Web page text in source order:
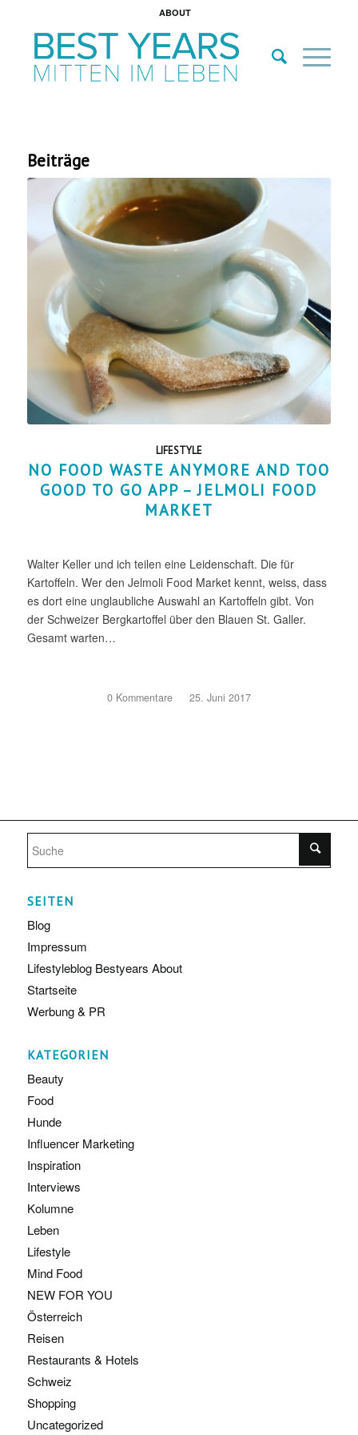
ABOUT
Beiträge
LIFESTYLE
NO FOOD WASTE ANYMORE AND TOO
GOOD TO GO APP – JELMOLI FOOD
MARKET
Walter Keller und ich teilen eine Leidenschaft. Die für
Kartoffeln. Wer den Jelmoli Food Market kennt, weiss, dass
es dort eine unglaubliche Auswahl an Kartoffeln gibt. Von
der Schweizer Bergkartoffel über den Blauen St. Galler.
Gesamt warten…
0 Kommentare
/ 25. Juni 2017
SEITEN
Blog
Impressum
Lifestyleblog Bestyears About
Startseite
Werbung & PR
KATEGORIEN
Beauty
Food
Hunde
Influencer Marketing
Inspiration
Interviews
Kolumne
Leben
Lifestyle
Mind Food
NEW FOR YOU
Österreich
Reisen
Restaurants & Hotels
Schweiz
Shopping
Uncategorized